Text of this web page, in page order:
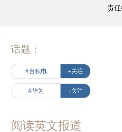
责
话题：
#台积电 +关注
#华为 +关注
阅读英文报道